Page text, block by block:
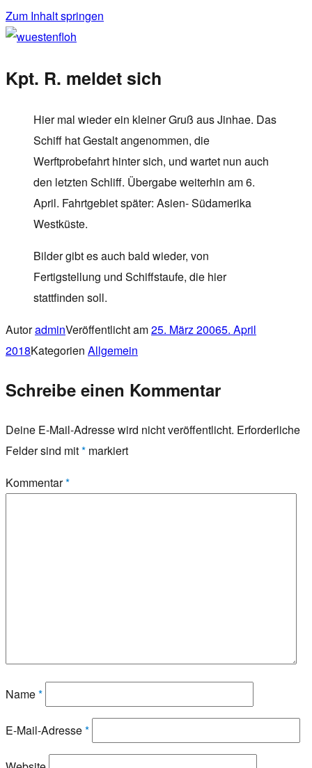
Zum Inhalt springen
wuestenfloh
Kpt. R. meldet sich
Hier mal wieder ein kleiner Gruß aus Jinhae. Das
Schiff hat Gestalt angenommen, die
Werftprobefahrt hinter sich, und wartet nun auch
den letzten Schliff. Übergabe weiterhin am 6.
April. Fahrtgebiet später: Asien- Südamerika
Westküste.
Bilder gibt es auch bald wieder, von
Fertigstellung und Schiffstaufe, die hier
stattfinden soll.
AutoradminVeröffentlicht am25. März 20065. April
2018Kategorien Allgemein
Schreibe einen Kommentar
Deine E-Mail-Adresse wird nicht veröffentlicht. Erforderliche
Felder sind mit* markiert
Kommentar*
Name*
E-Mail-Adresse*